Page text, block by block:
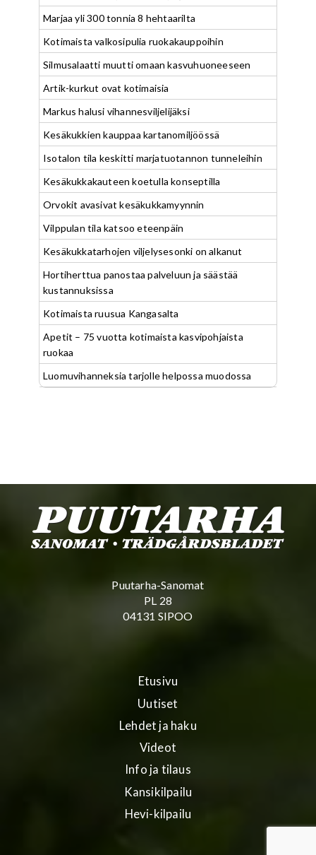
Marjaa yli 300 tonnia 8 hehtaarilta
Kotimaista valkosipulia ruokakauppoihin
Silmusalaatti muutti omaan kasvuhuoneeseen
Artik-kurkut ovat kotimaisia
Markus halusi vihannesviljelijäksi
Kesäkukkien kauppaa kartanomiljöössä
Isotalon tila keskitti marjatuotannon tunneleihin
Kesäkukkakauteen koetulla konseptilla
Orvokit avasivat kesäkukkamyynnin
Vilppulan tila katsoo eteenpäin
Kesäkukkatarhojen viljelysesonki on alkanut
Hortiherttua panostaa palveluun ja säästää
kustannuksissa
Kotimaista ruusua Kangasalta
Apetit – 75 vuotta kotimaista kasvipohjaista
ruokaa
Luomuvihanneksia tarjolle helpossa muodossa
Puutarha-Sanomat
PL 28
04131 SIPOO
Etusivu
Uutiset
Lehdet ja haku
Videot
Info ja tilaus
Kansikilpailu
Hevi-kilpailu